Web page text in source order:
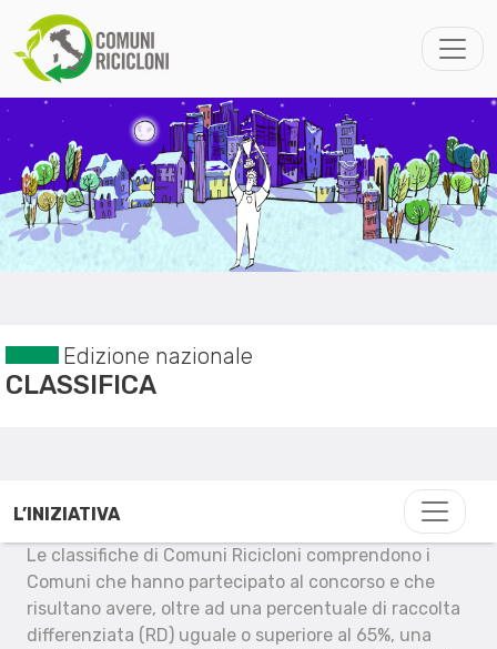
Edizione nazionale
CLASSIFICA
L’INIZIATIVA
Le classifiche di Comuni Ricicloni comprendono i
Comuni che hanno partecipato al concorso e che
risultano avere, oltre ad una percentuale di raccolta
differenziata (RD) uguale o superiore al 65%, una